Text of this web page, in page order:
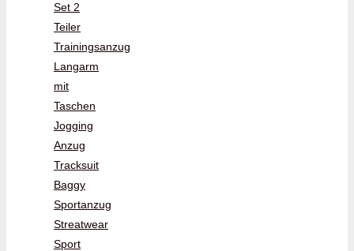
Set 2
Teiler
Trainingsanzug
Langarm
mit
Taschen
Jogging
Anzug
Tracksuit
Baggy
Sportanzug
Streatwear
Sport